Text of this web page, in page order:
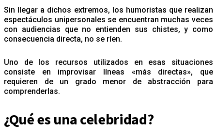
Sin llegar a dichos extremos, los humoristas que realizan
espectáculos unipersonales se encuentran muchas veces
con audiencias que no entienden sus chistes, y como
consecuencia directa, no se ríen.
Uno de los recursos utilizados en esas situaciones
consiste en improvisar líneas «más directas», que
requieren de un grado menor de abstracción para
comprenderlas.
¿Qué es una celebridad?